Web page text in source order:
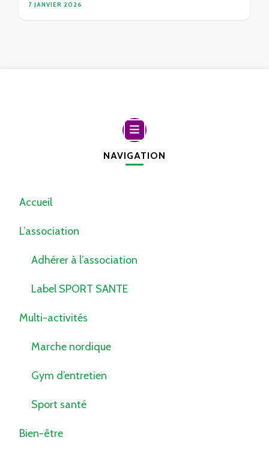
7 JANVIER 2026
NAVIGATION
Accueil
L’association
Adhérer à l’association
Label SPORT SANTE
Multi-activités
Marche nordique
Gym d’entretien
Sport santé
Bien-être